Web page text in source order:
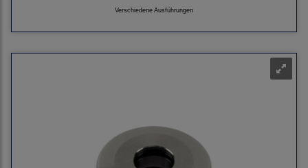
Verschiedene Ausführungen